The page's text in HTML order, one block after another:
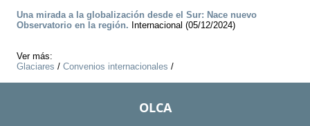
Una mirada a la globalización desde el Sur: Nace nuevo
Observatorio en la región. Internacional (05/12/2024)
Ver más:
Glaciares / Convenios internacionales /
OLCA